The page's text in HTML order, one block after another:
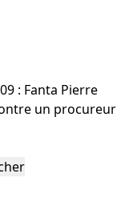
: Fanta Pierre
un procureur